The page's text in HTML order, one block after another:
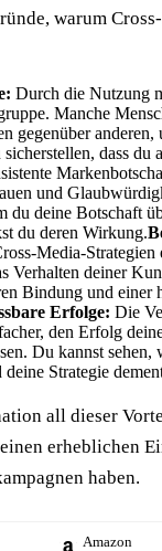
warum
Durch die Nutzung
Manche
gegenüber
dass du
und
du deine Botschaft
du deren Wirkung.
Media-
Verhalten deiner
Bindung und einer
Erfolge: Die
den Erfolg
Du kannst sehen,
Strategie
all dieser
erheblichen
haben.
Amazon